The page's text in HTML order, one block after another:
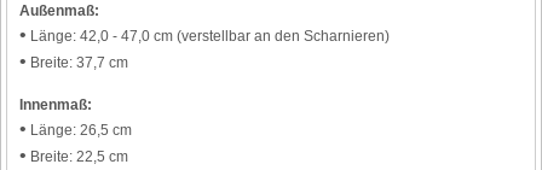
Außenmaß:
• Länge: 42,0 - 47,0 cm (verstellbar an den Scharnieren)
• Breite: 37,7 cm
Innenmaß:
• Länge: 26,5 cm
• Breite: 22,5 cm